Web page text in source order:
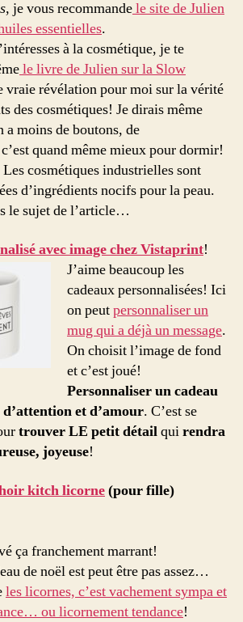
, je vous recommandele site de Julien
essentielles.
à la cosmétique, je te
le livre de Julien sur la Slow
vraie révélation pour moi sur la vérité
des cosmétiques! Je dirais même
moins de boutons, de
quand même mieux pour dormir!
Les cosmétiques industrielles sont
d’ingrédients nocifs pour la peau.
le sujet de l’article…
avec image chez Vistaprint!
J’aime beaucoup les
cadeaux personnalisées! Ici
on peutpersonnaliser un
mug qui a déjà un message.
On choisit l’image de fond
et c’est joué!
Personnaliser un cadeau
et d’amour. C’est se
trouver LE petit détailquirendra
joyeuse!
kitch licorne(pour fille)
ça franchement marrant!
de noël est peut être pas assez…
les licornes, c’est vachement sympa et
ou licornement tendance!